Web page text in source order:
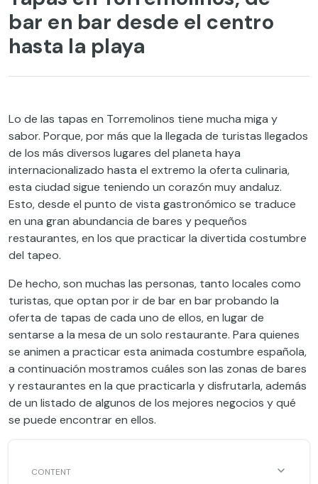
bar en bar desde el centro
hasta la playa
Lo de las tapas en Torremolinos tiene mucha miga y
sabor. Porque, por más que la llegada de turistas llegados
de los más diversos lugares del planeta haya
internacionalizado hasta el extremo la oferta culinaria,
esta ciudad sigue teniendo un corazón muy andaluz.
Esto, desde el punto de vista gastronómico se traduce
en una gran abundancia de bares y pequeños
restaurantes, en los que practicar la divertida costumbre
del tapeo.
De hecho, son muchas las personas, tanto locales como
turistas, que optan por ir de bar en bar probando la
oferta de tapas de cada uno de ellos, en lugar de
sentarse a la mesa de un solo restaurante. Para quienes
se animen a practicar esta animada costumbre española,
a continuación mostramos cuáles son las zonas de bares
y restaurantes en la que practicarla y disfrutarla, además
de un listado de algunos de los mejores negocios y qué
se puede encontrar en ellos.